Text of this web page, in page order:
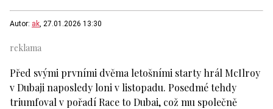
Autor: ak , 27.01.2026 13:30
Před svými prvními dvěma letošními starty hrál McIlroy
v Dubaji naposledy loni v listopadu. Posedmé tehdy
triumfoval v pořadí Race to Dubai, což mu společně